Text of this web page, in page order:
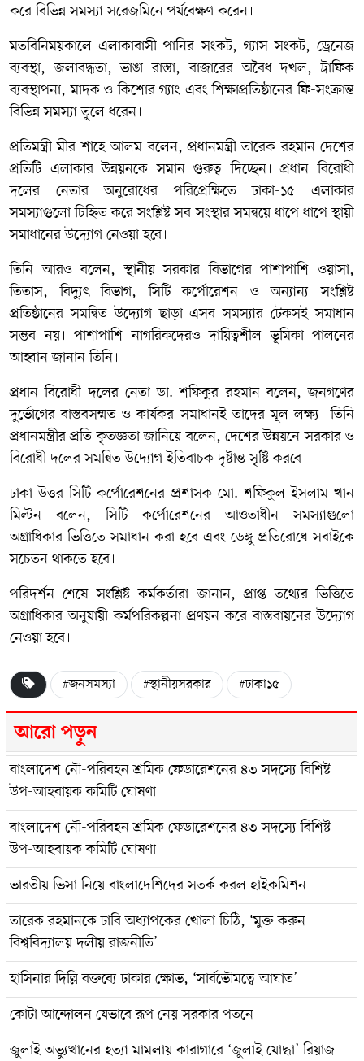
করে বিভিন্ন সমস্যা সরেজমিনে পর্যবেক্ষণ করেন।
মতবিনিময়কালে এলাকাবাসী পানির সংকট, গ্যাস সংকট, ড্রেনেজ
ব্যবস্থা, জলাবদ্ধতা, ভাঙা রাস্তা, বাজারের অবৈধ দখল, ট্রাফিক
ব্যবস্থাপনা, মাদক ও কিশোর গ্যাং এবং শিক্ষাপ্রতিষ্ঠানের ফি-সংক্রান্ত
বিভিন্ন সমস্যা তুলে ধরেন।
প্রতিমন্ত্রী মীর শাহে আলম বলেন, প্রধানমন্ত্রী তারেক রহমান দেশের
প্রতিটি এলাকার উন্নয়নকে সমান গুরুত্ব দিচ্ছেন। প্রধান বিরোধী
দলের নেতার অনুরোধের পরিপ্রেক্ষিতে ঢাকা-১৫ এলাকার
সমস্যাগুলো চিহ্নিত করে সংশ্লিষ্ট সব সংস্থার সমন্বয়ে ধাপে ধাপে স্থায়ী
সমাধানের উদ্যোগ নেওয়া হবে।
তিনি আরও বলেন, স্থানীয় সরকার বিভাগের পাশাপাশি ওয়াসা,
তিতাস, বিদ্যুৎ বিভাগ, সিটি কর্পোরেশন ও অন্যান্য সংশ্লিষ্ট
প্রতিষ্ঠানের সমন্বিত উদ্যোগ ছাড়া এসব সমস্যার টেকসই সমাধান
সম্ভব নয়। পাশাপাশি নাগরিকদেরও দায়িত্বশীল ভূমিকা পালনের
আহ্বান জানান তিনি।
প্রধান বিরোধী দলের নেতা ডা. শফিকুর রহমান বলেন, জনগণের
দুর্ভোগের বাস্তবসম্মত ও কার্যকর সমাধানই তাদের মূল লক্ষ্য। তিনি
প্রধানমন্ত্রীর প্রতি কৃতজ্ঞতা জানিয়ে বলেন, দেশের উন্নয়নে সরকার ও
বিরোধী দলের সমন্বিত উদ্যোগ ইতিবাচক দৃষ্টান্ত সৃষ্টি করবে।
ঢাকা উত্তর সিটি কর্পোরেশনের প্রশাসক মো. শফিকুল ইসলাম খান
মিল্টন বলেন, সিটি কর্পোরেশনের আওতাধীন সমস্যাগুলো
অগ্রাধিকার ভিত্তিতে সমাধান করা হবে এবং ডেঙ্গু প্রতিরোধে সবাইকে
সচেতন থাকতে হবে।
পরিদর্শন শেষে সংশ্লিষ্ট কর্মকর্তারা জানান, প্রাপ্ত তথ্যের ভিত্তিতে
অগ্রাধিকার অনুযায়ী কর্মপরিকল্পনা প্রণয়ন করে বাস্তবায়নের উদ্যোগ
নেওয়া হবে।
#জনসমস্যা #স্থানীয়সরকার #ঢাকা১৫
আরো পড়ুন
বাংলাদেশ নৌ-পরিবহন শ্রমিক ফেডারেশনের ৪৩ সদস্যে বিশিষ্ট
উপ-আহবায়ক কমিটি ঘোষণা
বাংলাদেশ নৌ-পরিবহন শ্রমিক ফেডারেশনের ৪৩ সদস্যে বিশিষ্ট
উপ-আহবায়ক কমিটি ঘোষণা
ভারতীয় ভিসা নিয়ে বাংলাদেশিদের সতর্ক করল হাইকমিশন
তারেক রহমানকে ঢাবি অধ্যাপকের খোলা চিঠি, ‘মুক্ত করুন
বিশ্ববিদ্যালয় দলীয় রাজনীতি’
হাসিনার দিল্লি বক্তব্যে ঢাকার ক্ষোভ, ‘সার্বভৌমত্বে আঘাত’
কোটা আন্দোলন যেভাবে রূপ নেয় সরকার পতনে
জুলাই অভ্যুত্থানের হত্যা মামলায় কারাগারে ‘জুলাই যোদ্ধা’ রিয়াজ